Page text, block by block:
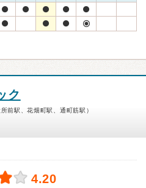
ク
前駅、花畑町駅、通町筋駅）
4.20